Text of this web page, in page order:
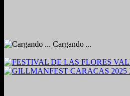
Cargando ...